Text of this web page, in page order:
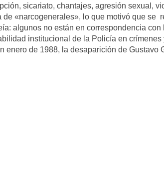
sicariato, chantajes, agresión sexual,
de «narcogenerales», lo que motivó que se
algunos no están en correspondencia
institucional de la Policía en
enero de 1988, la desaparición de